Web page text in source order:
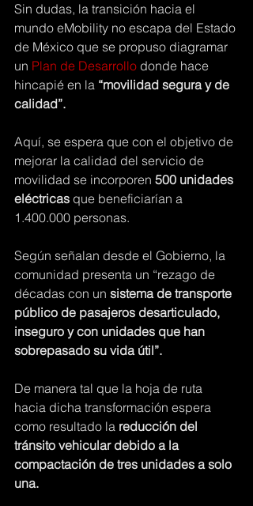
Sin dudas, la transición hacia el
mundo eMobility no escapa del Estado
de México que se propuso diagramar
un Plan de Desarrollo donde hace
hincapié en la “movilidad segura y de
calidad”.
Aquí, se espera que con el objetivo de
mejorar la calidad del servicio de
movilidad se incorporen 500 unidades
eléctricas que beneficiarían a
1.400.000 personas.
Según señalan desde el Gobierno, la
comunidad presenta un “rezago de
décadas con un sistema de transporte
público de pasajeros desarticulado,
inseguro y con unidades que han
sobrepasado su vida útil”.
De manera tal que la hoja de ruta
hacia dicha transformación espera
como resultado la reducción del
tránsito vehicular debido a la
compactación de tres unidades a solo
una.